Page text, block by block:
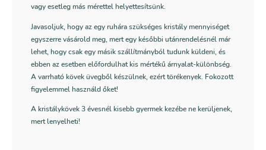
vagy esetleg más mérettel helyettesítsünk.
Javasoljuk, hogy az egy ruhára szükséges kristály mennyiséget
egyszerre vásárold meg, mert egy későbbi utánrendelésnél már
lehet, hogy csak egy másik szállítmányból tudunk küldeni, és
ebben az esetben előfordulhat kis mértékű árnyalat-különbség.
A varrható kövek üvegből készülnek, ezért törékenyek. Fokozott
figyelemmel használd őket!
A kristálykövek 3 évesnél kisebb gyermek kezébe ne kerüljenek,
mert lenyelheti!